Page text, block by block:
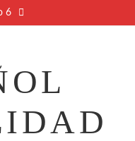
6